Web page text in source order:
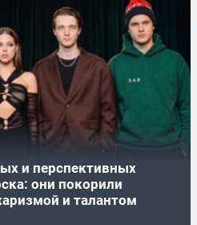
и перспективных
они покорили
и талантом